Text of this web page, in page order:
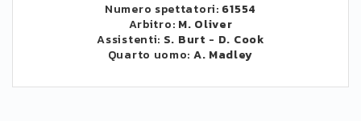
Numero spettatori: 61554
Arbitro: M. Oliver
Assistenti: S. Burt - D. Cook
Quarto uomo: A. Madley